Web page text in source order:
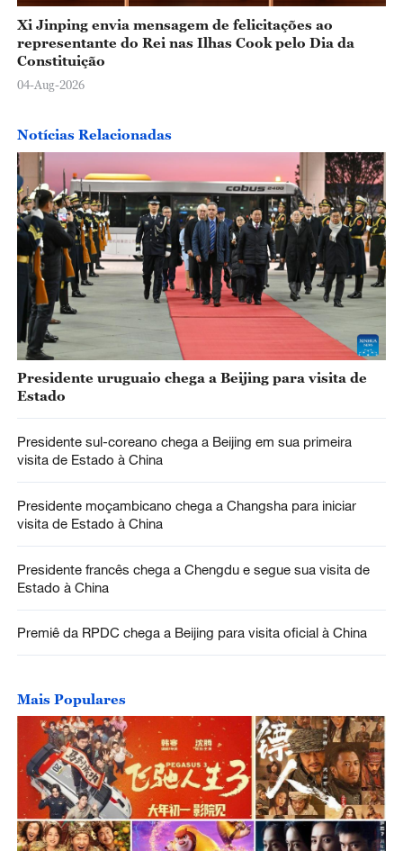
Xi Jinping envia mensagem de felicitações ao
representante do Rei nas Ilhas Cook pelo Dia da
Constituição
04-Aug-2026
Notícias Relacionadas
Presidente uruguaio chega a Beijing para visita de
Estado
Presidente sul-coreano chega a Beijing em sua primeira
visita de Estado à China
Presidente moçambicano chega a Changsha para iniciar
visita de Estado à China
Presidente francês chega a Chengdu e segue sua visita de
Estado à China
Premiê da RPDC chega a Beijing para visita oficial à China
Mais Populares